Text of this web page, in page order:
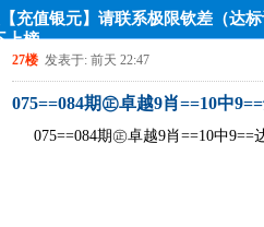
充值银元】请联系极限钦差（达
上榜
27楼 发表于: 前天 22:47
075==084期㊣卓越9肖==10中
075==084期㊣卓越9肖==10中9==